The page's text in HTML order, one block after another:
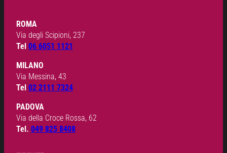
ROMA
Via degli Scipioni, 237
Tel 06 6051 1121
MILANO
Via Messina, 43
Tel 02 2111 7324
PADOVA
Via della Croce Rossa, 62
Tel. 049 825 8408